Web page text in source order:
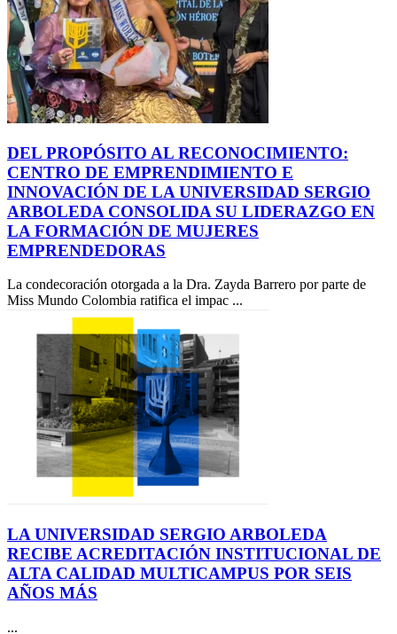
DEL PROPÓSITO AL RECONOCIMIENTO:
CENTRO DE EMPRENDIMIENTO E
INNOVACIÓN DE LA UNIVERSIDAD SERGIO
ARBOLEDA CONSOLIDA SU LIDERAZGO EN
LA FORMACIÓN DE MUJERES
EMPRENDEDORAS
La condecoración otorgada a la Dra. Zayda Barrero por parte de
Miss Mundo Colombia ratifica el impac ...
LA UNIVERSIDAD SERGIO ARBOLEDA
RECIBE ACREDITACIÓN INSTITUCIONAL DE
ALTA CALIDAD MULTICAMPUS POR SEIS
AÑOS MÁS
...